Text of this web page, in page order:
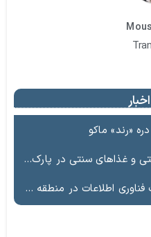
«رند» ماکو
امام ماکو با محوریت توانمندسازی زنان
اطلاعات در منطقه آزاد ماکو